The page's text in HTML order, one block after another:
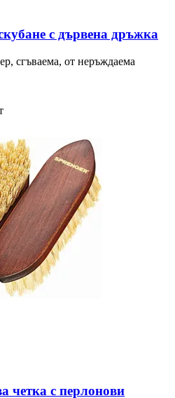
с дървена дръжка
сгъваема, от неръждаема
четка с перлонови